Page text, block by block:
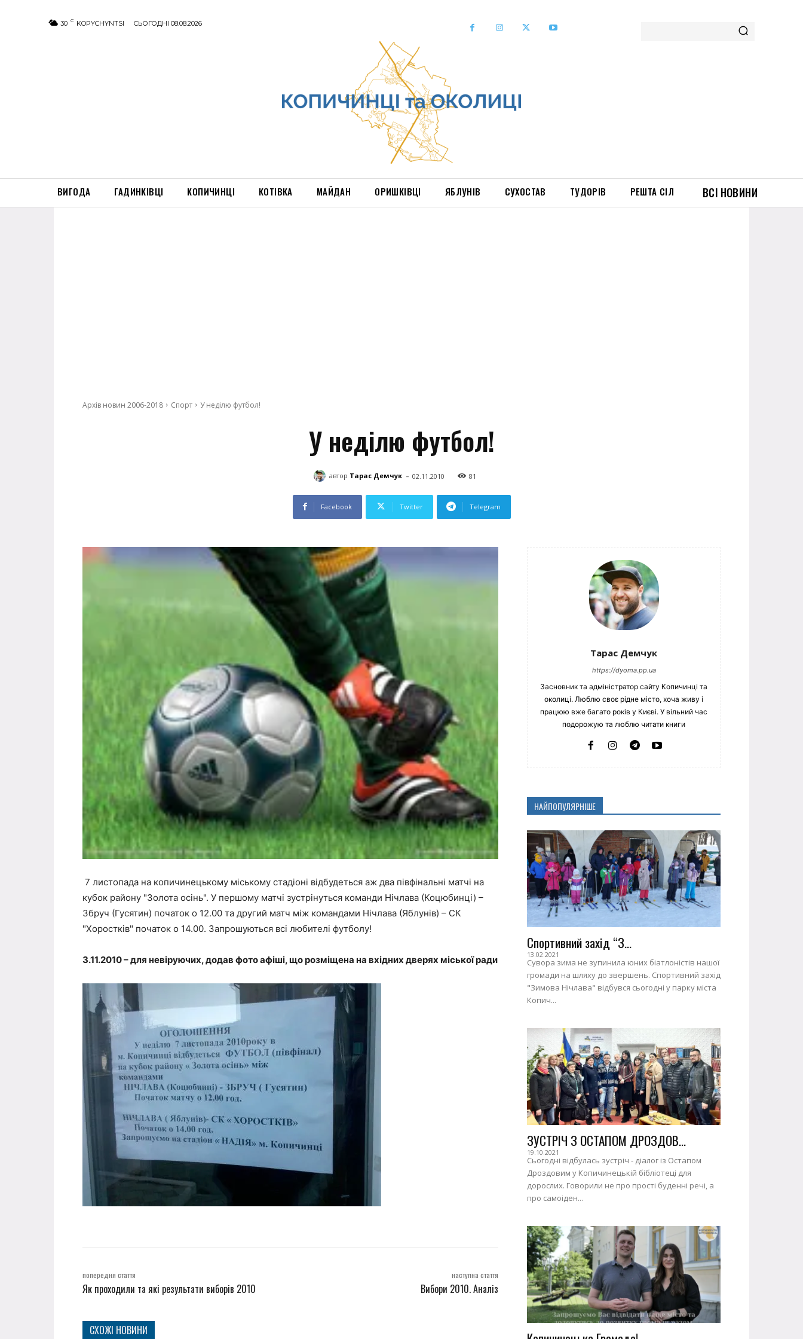
30 C KOPYCHYNTSI СЬОГОДНІ 08.08.2026
ВИГОДА ГАДИНКІВЦІ КОПИЧИНЦІ КОТІВКА МАЙДАН ОРИШКІВЦІ ЯБЛУНІВ СУХОСТАВ ТУДОРІВ РЕШТА СІЛ ВСІ НОВИНИ
Архів новин 2006-2018 Спорт У неділю футбол!
У неділю футбол!
автор Тарас Демчук - 02.11.2010 81
Facebook Twitter Telegram
7 листопада на копичинецькому міському стадіоні відбудеться аж два півфінальні матчі на
кубок району "Золота осінь". У першому матчі зустрінуться команди Нічлава (Коцюбинці) –
Збруч (Гусятин) початок о 12.00 та другий матч між командами Нічлава (Яблунів) – СК
"Хоростків" початок о 14.00. Запрошуються всі любителі футболу!
3.11.2010 – для невіруючих, додав фото афіші, що розміщена на вхідних дверях міської ради
попередня стаття
Як проходили та які результати виборів 2010
наступна стаття
Вибори 2010. Аналіз
СХОЖІ НОВИНИ
Тарас Демчук
https://dyoma.pp.ua
Засновник та адміністратор сайту Копичинці та
околиці. Люблю своє рідне місто, хоча живу і
працюю вже багато років у Києві. У вільний час
подорожую та люблю читати книги
НАЙПОПУЛЯРНІШЕ
Спортивний захід “З...
13.02.2021
Сувора зима не зупинила юних біатлоністів нашої
громади на шляху до звершень. Спортивний захід
"Зимова Нічлава" відбувся сьогодні у парку міста
Копич...
ЗУСТРІЧ З ОСТАПОМ ДРОЗДОВ...
19.10.2021
Сьогодні відбулась зустріч - діалог із Остапом
Дроздовим у Копичинецькій бібліотеці для
дорослих. Говорили не про прості буденні речі, а
про самоіден...